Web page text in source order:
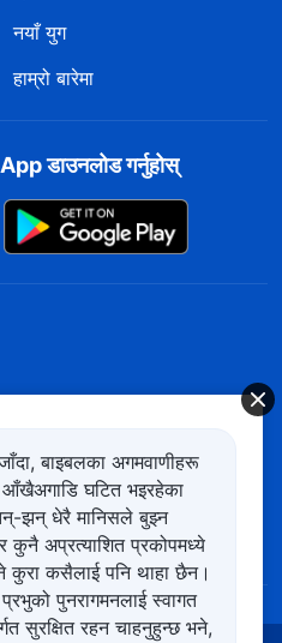
नयाँ युग
हाम्रो बारेमा
डाउनलोड गर्नुहोस्
बाइबलका अगमवाणीहरू
आँखैअगाडि घटित भइरहेका
झन् धेरै मानिसले बुझ्न
कुनै अप्रत्याशित प्रकोपमध्ये
कसैलाई पनि थाहा छैन।
पुनरागमनलाई स्वागत
सुरक्षित रहन चाहनुहुन्छ भने,